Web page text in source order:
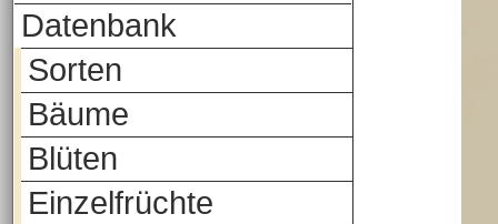
Datenbank
Sorten
Bäume
Blüten
Einzelfrüchte